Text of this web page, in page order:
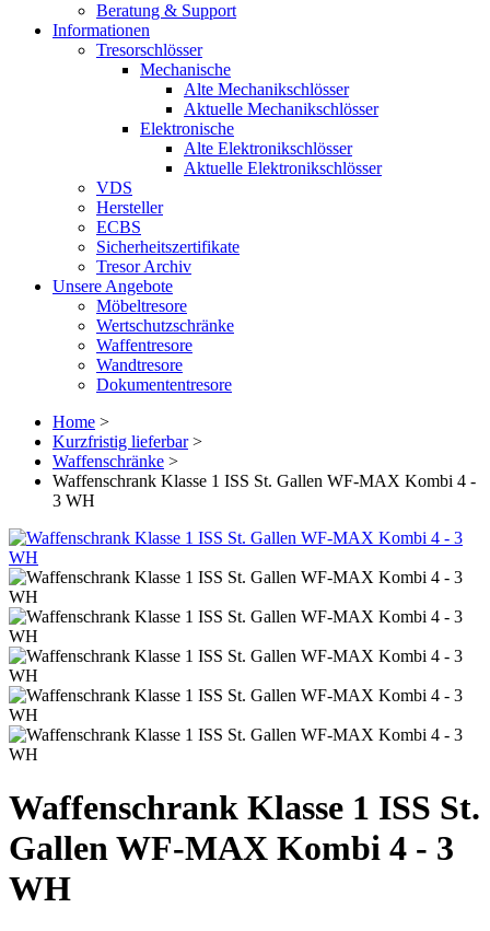
Beratung & Support
Informationen
Tresorschlösser
Mechanische
Alte Mechanikschlösser
Aktuelle Mechanikschlösser
Elektronische
Alte Elektronikschlösser
Aktuelle Elektronikschlösser
VDS
Hersteller
ECBS
Sicherheitszertifikate
Tresor Archiv
Unsere Angebote
Möbeltresore
Wertschutzschränke
Waffentresore
Wandtresore
Dokumententresore
Home >
Kurzfristig lieferbar >
Waffenschränke >
Waffenschrank Klasse 1 ISS St. Gallen WF-MAX Kombi 4 -
3 WH
Waffenschrank Klasse 1 ISS St.
Gallen WF-MAX Kombi 4 - 3
WH